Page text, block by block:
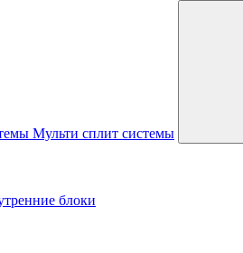
Мульти сплит системы
блоки